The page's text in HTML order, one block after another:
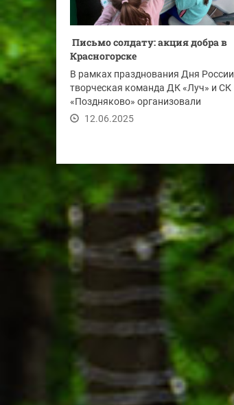
Письмо солдату: акция добра в
Красногорске
В рамках празднования Дня России
творческая команда ДК «Луч» и СК
«Поздняково» организовали
патриотическую акцию....
12.06.2025